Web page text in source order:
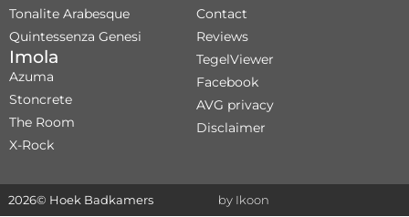
Tonalite Arabesque
Quintessenza Genesi
Imola
Azuma
Stoncrete
The Room
X-Rock
Contact
Reviews
TegelViewer
Facebook
AVG privacy
Disclaimer
2026© Hoek Badkamers by Ikoon